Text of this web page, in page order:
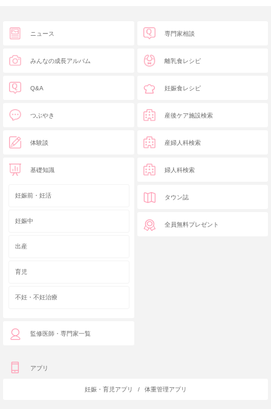
ニュース
みんなの成長アルバム
Q&A
つぶやき
体験談
基礎知識
妊娠前・妊活
妊娠中
出産
育児
不妊・不妊治療
監修医師・専門家一覧
専門家相談
離乳食レシピ
妊娠食レシピ
産後ケア施設検索
産婦人科検索
婦人科検索
タウン誌
全員無料プレゼント
アプリ
妊娠・育児アプリ / 体重管理アプリ